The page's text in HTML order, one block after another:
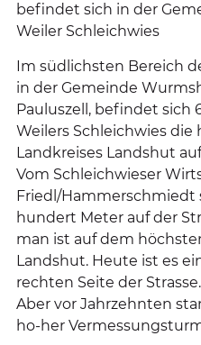
befindet sich in der
Weiler Schleichwies
Im südlichsten Bereich
in der Gemeinde
Pauluszell, befindet sich
Weilers Schleichwies
Landkreises Landshut
Vom Schleichwieser
Friedl/Hammerschmiedt
hundert Meter auf der
man ist auf dem
Landshut. Heute ist es
rechten Seite der Strasse.
Aber vor Jahrzehnten
ho-her